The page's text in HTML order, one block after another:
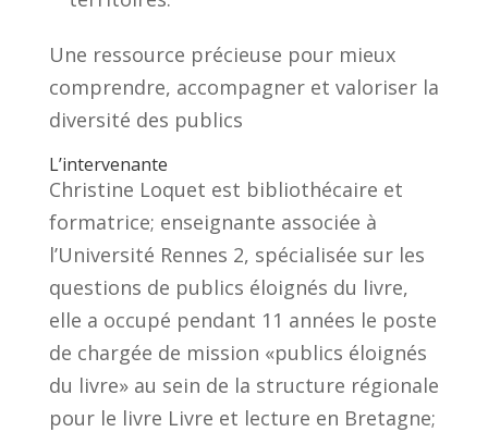
Une ressource précieuse pour mieux
comprendre, accompagner et valoriser la
diversité des publics
L’intervenante
Christine Loquet est bibliothécaire et
formatrice; enseignante associée à
l’Université Rennes 2, spécialisée sur les
questions de publics éloignés du livre,
elle a occupé pendant 11 années le poste
de chargée de mission «publics éloignés
du livre» au sein de la structure régionale
pour le livre Livre et lecture en Bretagne;